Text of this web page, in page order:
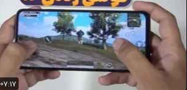
07:17